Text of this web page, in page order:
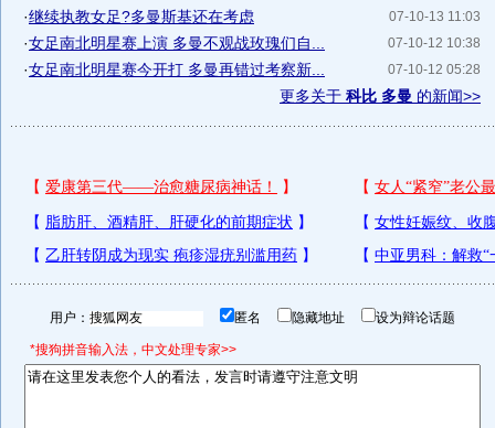
07-10-13 11:03
·继续执教女足?多曼斯基还在考虑
07-10-12 10:38
·女足南北明星赛上演 多曼不观战玫瑰们自...
07-10-12 05:28
·女足南北明星赛今开打 多曼再错过考察新...
更多关于 科比 多曼 的新闻>>
用户： 匿名 隐藏地址 设为辩论话题
*搜狗拼音输入法，中文处理专家>>